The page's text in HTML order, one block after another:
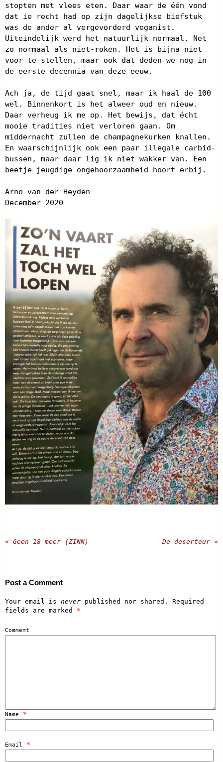
stopten met vlees eten. Daar waar de één vond
dat ie recht had op zijn dagelijkse biefstuk
was de ander al vergevorderd veganist.
Uiteindelijk werd het natuurlijk normaal. Net
zo normaal als niet-roken. Het is bijna niet
voor te stellen, maar ook dat deden we nog in
de eerste decennia van deze eeuw.
Ach ja, de tijd gaat snel, maar ik haal de 100
wel. Binnenkort is het alweer oud en nieuw.
Daar verheug ik me op. Het bewijs, dat écht
mooie tradities niet verloren gaan. Om
middernacht zullen de champagnekurken knallen.
En waarschijnlijk ook een paar illegale carbid-
bussen, maar daar lig ik niet wakker van. Een
beetje jeugdige ongehoorzaamheid hoort erbij.
Arno van der Heyden
December 2020
« Geen 18 meer (ZINN) De deserteur »
Post a Comment
Your email is never published nor shared. Required
fields are marked *
Comment
Name *
Email *